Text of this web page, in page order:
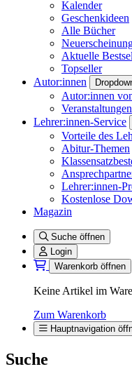
Kalender
Geschenkideen
Alle Bücher
Aktuelle
Topseller
Autor:innen
Autor:innen
Veranstaltungen
Lehrer:innen-Service
Vorteile des
Abitur-Themen
Lehrer:innen-
Kostenlose
Magazin
Suche öffnen
Login
Warenkorb öffnen
Keine Artikel im
Zum Warenkorb
Hauptnavigation
Suche